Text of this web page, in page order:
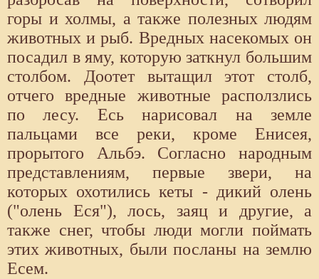
горы и холмы, а также полезных людям
животных и рыб. Вредных насекомых он
посадил в яму, которую заткнул большим
столбом. Доотет вытащил этот столб,
отчего вредные животные расползлись
по лесу. Есь нарисовал на земле
пальцами все реки, кроме Енисея,
прорытого Альбэ. Согласно народным
представлениям, первые звери, на
которых охотились кеты - дикий олень
("олень Еся"), лось, заяц и другие, а
также снег, чтобы люди могли поймать
этих животных, были посланы на землю
Есем.